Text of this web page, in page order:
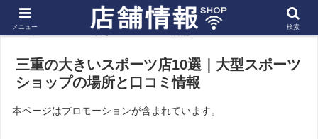
ホーム 東海 三重の店舗
三重の大きいスポーツ店10選｜大型スポーツ
ショップの場所と口コミ情報
本ページはプロモーションが含まれています。
メニュー 検索